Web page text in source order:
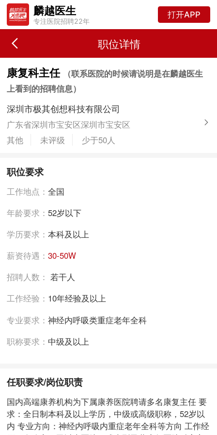
麟越医生
专注医院招聘22年
打开APP
职位详情
康复科主任
（联系医院的时候请说明是在麟越医生
上看到的招聘信息）
深圳市极其创想科技有限公司
广东省深圳市宝安区深圳市宝安区
其他
未评级 少于50人
职位要求
工作地点：全国
年龄要求：52岁以下
学历要求：本科及以上
薪资待遇：30-50W
招聘人数：若干人
工作经验： 10年经验及以上
专业要求：神经内呼吸类重症老年全科
职称要求： 中级及以上
任职要求/岗位职责
国内高端康养机构为下属康养医院聘请多名康复主任 要
求：全日制本科及以上学历，中级或高级职称，52岁以
内 专业方向：神经内呼吸内重症老年全科等方向 工作经